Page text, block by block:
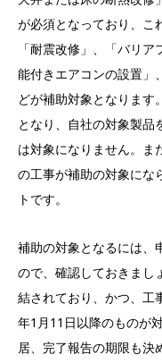
が必須となっており、こ
「耐震改修」、「バリ
能付きエアコンの設置」
どが補助対象となります
となり、自社の対象製品
は対象になりません。ま
の工事が補助の対象にな
トです。
補助の対象となるには、
ので、確認しておきまし
結されており、かつ、工
年1月11日以降のものが
居、完了報告の期限も決